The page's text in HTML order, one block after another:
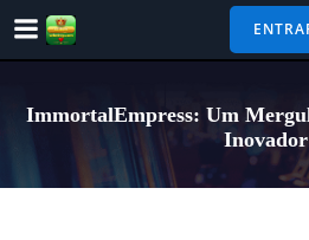
Pular
para
ImmortalEmpress: Um
Inovador